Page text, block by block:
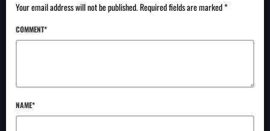
Your email address will not be published. Required fields are marked *
COMMENT*
NAME*